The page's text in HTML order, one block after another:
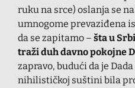
ruku na srce) oslanja se
umnogome prevaziđena
da se zapitamo – šta u
traži duh davno pokojne
zapravo, budući da je
nihilističkoj suštini bila